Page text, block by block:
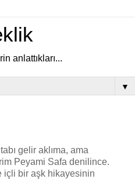
anlattıkları...
▼
gelir aklıma, ama
Peyami Safa denilince.
içli bir aşk hikayesinin